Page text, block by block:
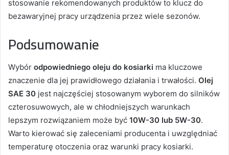
stosowanie rekomendowanych produktów to klucz do
bezawaryjnej pracy urządzenia przez wiele sezonów.
Podsumowanie
Wybór odpowiedniego oleju do kosiarki ma kluczowe
znaczenie dla jej prawidłowego działania i trwałości. Olej
SAE 30 jest najczęściej stosowanym wyborem do silników
czterosuwowych, ale w chłodniejszych warunkach
lepszym rozwiązaniem może być 10W-30 lub 5W-30.
Warto kierować się zaleceniami producenta i uwzględniać
temperaturę otoczenia oraz warunki pracy kosiarki.